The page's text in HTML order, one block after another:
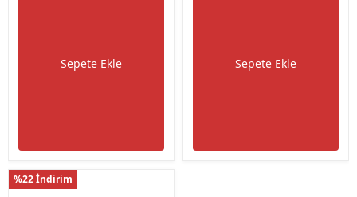
Sepete Ekle Sepete Ekle
%22 İndirim